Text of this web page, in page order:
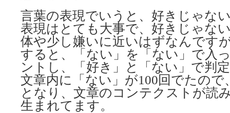
言葉の表現でいうと、好きじゃな
表現はとても大事で、好きじゃな
体や少し嫌いに近いはずなんです
すると、「ない」を「ない」で入
ントし、「好き」と「ない」で判
文章内に「ない」が100回でたの
となり、文章のコンテクストが読
生まれてます。